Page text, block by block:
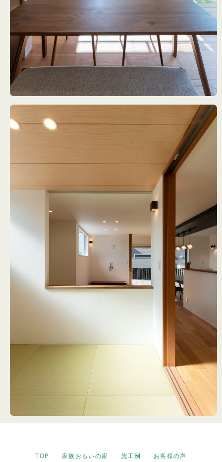
TOP 家族おもいの家 施工例 お客様の声